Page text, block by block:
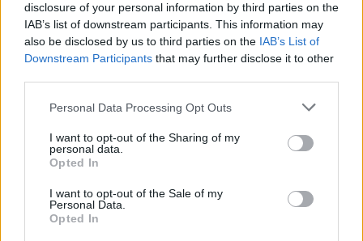
disclosure of your personal information by third parties on the
IAB’s list of downstream participants. This information may
also be disclosed by us to third parties on the IAB’s List of
Downstream Participants that may further disclose it to other
Please note that this website/app uses one or more Google
not limited to your visit or usage behaviour. You may click to
grant or deny consent to Google and its third-party tags to
use your data for below specified purposes in below Google
consent section.
Personal Data Processing Opt Outs
I want to opt-out of the Sharing of my
personal data.
Opted In
I want to opt-out of the Sale of my
Personal Data.
Opted In
IGAZI RITKASÁG: KILENC NAPPAL KORÁBBAN
az átkelőt, az autóbuszok is visszatérnek eredeti útvonalukra.